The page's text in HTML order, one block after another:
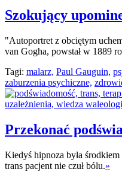
Szokujący
"Autoportret z obciętym
van Gogha, powstał w 1889
Tagi: malarz, Paul Gauguin,
zaburzenia psychiczne,
Przekonać
Kiedyś hipnoza była
trans pacjent nie czuł bólu.»